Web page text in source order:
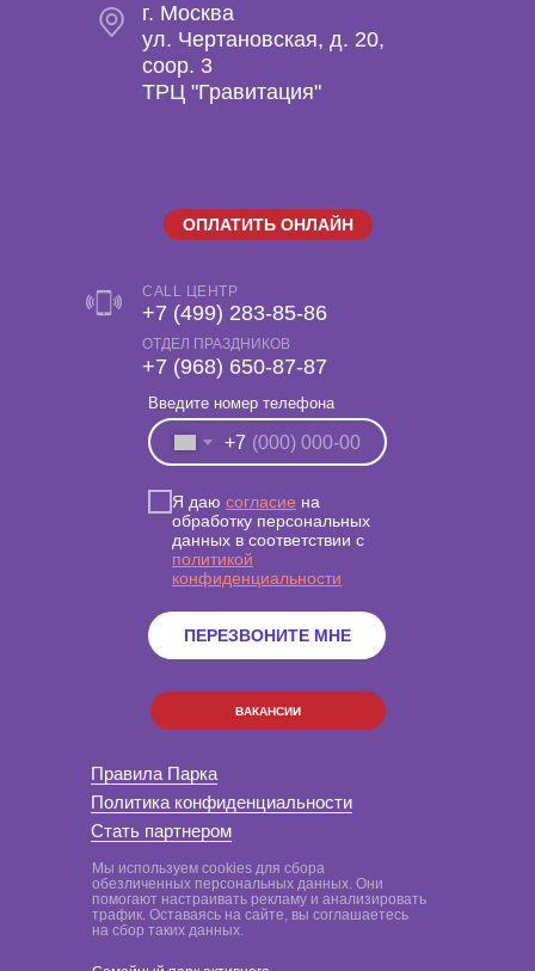
Введите номер телефона
+7
Я даю согласие на
обработку персональных
данных в соответствии с
политикой
конфиденциальности
ПЕРЕЗВОНИТЕ МНЕ
г. Москва
ул. Чертановская, д. 20,
coop. 3
ТРЦ "Гравитация"
+7 (499) 283-85-86
‎+7 (968) 650-87-87
ОТДЕЛ ПРАЗДНИКОВ
CALL ЦЕНТР
Мы используем cookies для сбора
обезличенных персональных данных. Они
помогают настраивать рекламу и анализировать
трафик. Оставаясь на сайте, вы соглашаетесь
на сбор таких данных.
Правила Парка
Политика конфиденциальности
Стать партнером
ОПЛАТИТЬ ОНЛАЙН
ВАКАНСИИ